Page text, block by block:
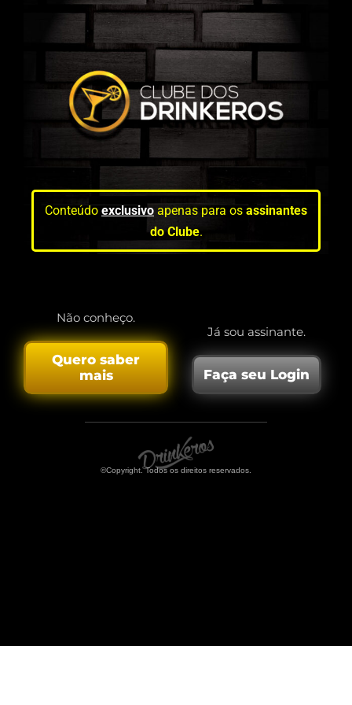
Conteúdo exclusivo apenas para os assinantes
do Clube.
Não conheço.
Quero saber
mais
Já sou assinante.
Faça seu Login
©Copyright. Todos os direitos reservados.